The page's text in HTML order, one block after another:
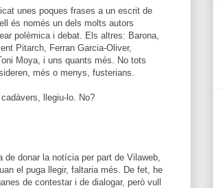
unes poques frases a un escrit de
és només un dels molts autors
polèmica i debat. Els altres: Barona,
Pitarch, Ferran Garcia-Oliver,
Moya, i uns quants més. No tots
més o menys, fusterians.
llegiu-lo. No?
donar la notícia per part de Vilaweb,
el puga llegir, faltaria més. De fet, he
de contestar i de dialogar, però vull